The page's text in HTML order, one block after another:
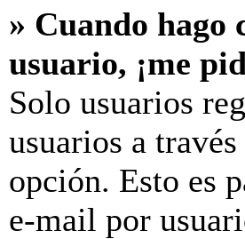
» Cuando hago
usuario, ¡me
Solo usuarios
usuarios a
opción. Esto es
e-mail por